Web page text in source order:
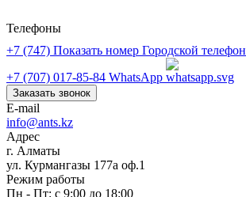
Телефоны
+7 (747) Показать номер Городской телефон
+7 (707) 017-85-84 WhatsApp
Заказать звонок
E-mail
info@ants.kz
Адрес
г. Алматы
ул. Курмангазы 177а оф.1
Режим работы
Пн - Пт: с 9:00 до 18:00